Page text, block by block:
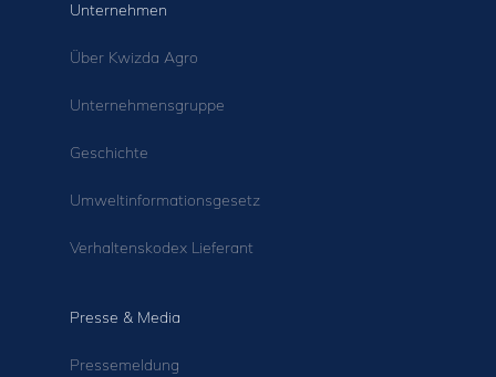
Unternehmen
Über Kwizda Agro
Unternehmensgruppe
Geschichte
Umweltinformationsgesetz
Verhaltenskodex Lieferant
Presse & Media
Pressemeldung